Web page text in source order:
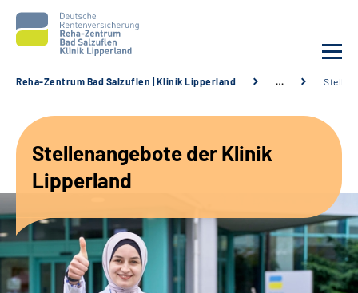
Unsere Angebote
Service
Karriere
Sozialdienste & Zuweisende
Reha-Zentrum Bad Salzuflen | Klinik Lipperland …
Stellenangebote der Klinik
Lipperland